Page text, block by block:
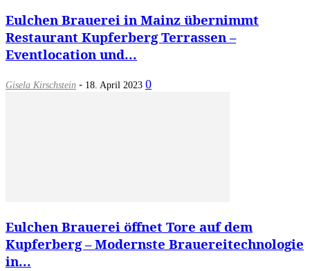
Eulchen Brauerei in Mainz übernimmt
Restaurant Kupferberg Terrassen –
Eventlocation und...
Gisela Kirschstein - 18. April 2023 0
Eulchen Brauerei öffnet Tore auf dem
Kupferberg – Modernste Brauereitechnologie
in...